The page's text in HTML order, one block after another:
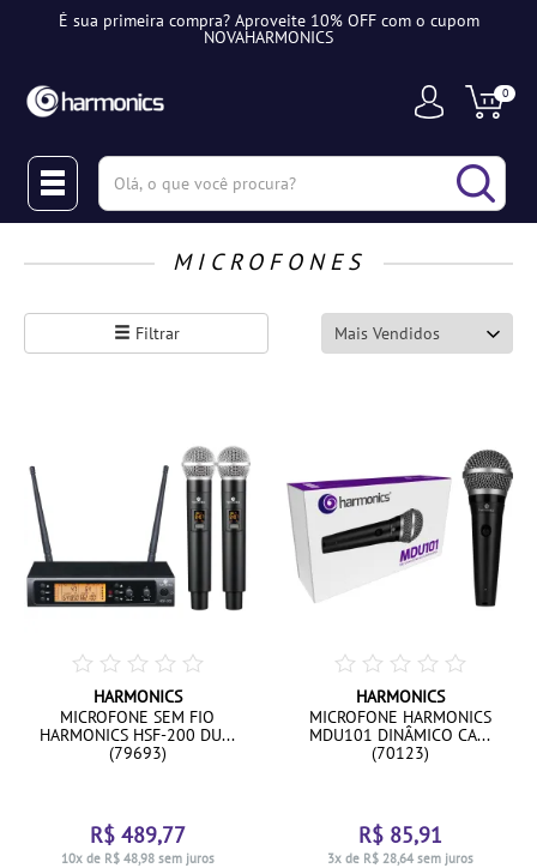
É sua primeira compra? Aproveite 10% OFF com o cupom
NOVAHARMONICS
0
(pesquisar)
MICROFONES
Filtrar
HARMONICS
MICROFONE SEM FIO
HARMONICS HSF-200 DU...
(79693)
R$ 489,77
10x de R$ 48,98 sem juros
HARMONICS
MICROFONE HARMONICS
MDU101 DINÂMICO CA...
(70123)
R$ 85,91
3x de R$ 28,64 sem juros